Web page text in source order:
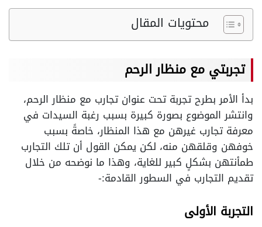
محتويات المقال
تجربتي مع منظار الرحم
بدأ الأمر بطرح تجربة تحت عنوان تجارب مع منظار الرحم،
وانتشر الموضوع بصورة كبيرة بسبب رغبة السيدات في
معرفة تجارب غيرهن مع هذا المنظار، خاصةً بسبب
خوفهن وقلقهن منه، لكن يمكن القول أن تلك التجارب
طمأنتهن بشكلٍ كبير للغاية، وهذا ما نوضحه من خلال
تقديم التجارب في السطور القادمة:-
التجربة الأولى